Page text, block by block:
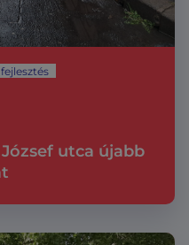
utca újabb